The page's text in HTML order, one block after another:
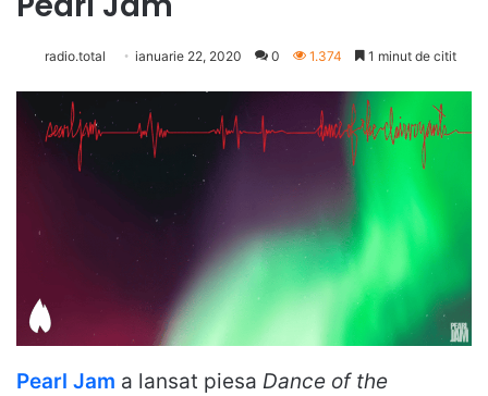
radio.total ianuarie 22, 2020 0 1.374 1 minut de citit
Pearl Jam a lansat piesa Dance of the